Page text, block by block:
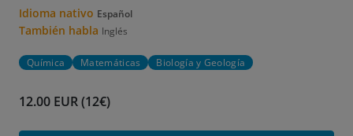
Idioma nativo Español
También habla Inglés
Química Matemáticas Biología y Geología
12.00 EUR (12€)